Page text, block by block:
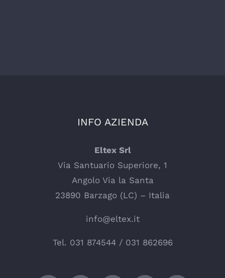
INFO AZIENDA
Eltex Srl
Via Santuario Superiore, 1
Angolo Via la Santa
23890 Barzago (LC) – Italia
info@eltex.it
Tel. 031 874544/ 031 862696